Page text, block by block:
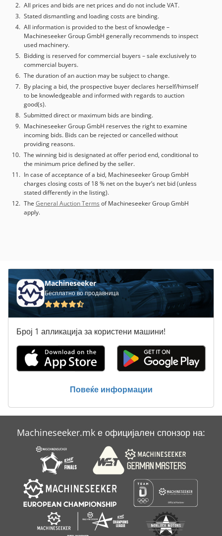
All prices and bids are net prices and do not include VAT.
Stated dismantling and loading costs are binding.
All information is provided to the best of knowledge –
Machineseeker Group GmbH generally recommends to inspect
used machinery.
Bidding is reserved for commercial buyers – sale exclusively to
commercial buyers.
The duration of an auction may be subject to change.
By placing a bid, the prospective buyer declares herself/himself
to be knowledgeable and informed with regards to auction
good(s).
Submitted direct or maximum bids are binding.
Machineseeker Group GmbH reserves the right to examine
incoming bids. Bids can be rejected or cancelled without
providing reasons.
The winning bid is designated at offer period end, conditional to
the minimum price defined by the seller.
In case of acceptance of a bid, Machineseeker Group GmbH
charges closing costs of 18 % net on the buyer’s net bid (unless
stated differently in the listing).
The General Auction Terms of Machineseeker Group GmbH
apply.
Machineseeker
Бесплатно во продавница
Број 1 апликација за користени машини!
Повеќе информации
Machineseeker.mk е официјален спонзор на: